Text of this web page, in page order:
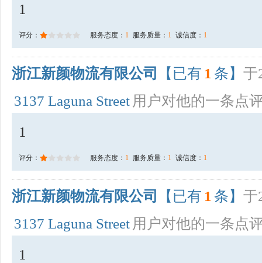
1
评分： 服务态度： 1 服务质量： 1 诚信度： 1
浙江新颜物流有限公司 【已有 1 条】 于
3137 Laguna Street 用户对他的一条点
1
评分： 服务态度： 1 服务质量： 1 诚信度： 1
浙江新颜物流有限公司 【已有 1 条】 于
3137 Laguna Street 用户对他的一条点
1